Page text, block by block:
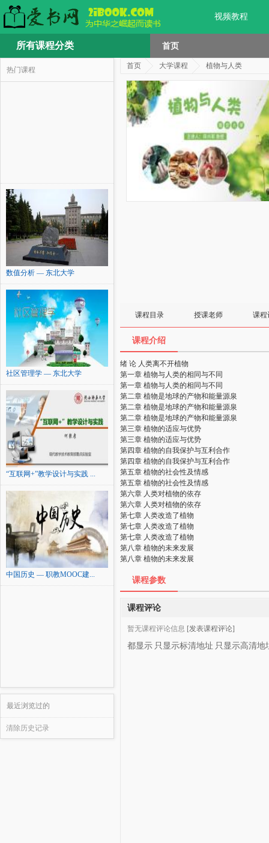
视频教程
所有课程分类 首页
热门课程
数值分析 — 东北大学
社区管理学 — 东北大学
“互联网+”教学设计与实践 ...
中国历史 — 职教MOOC建...
最近浏览过的
清除历史记录
首页 大学课程 植物与人类
课程目录 授课老师 课程
课程介绍
绪 论 人类离不开植物
第一章 植物与人类的相同与不同
第一章 植物与人类的相同与不同
第二章 植物是地球的产物和能量源泉
第二章 植物是地球的产物和能量源泉
第二章 植物是地球的产物和能量源泉
第三章 植物的适应与优势
第三章 植物的适应与优势
第四章 植物的自我保护与互利合作
第四章 植物的自我保护与互利合作
第五章 植物的社会性及情感
第五章 植物的社会性及情感
第六章 人类对植物的依存
第六章 人类对植物的依存
第七章 人类改造了植物
第七章 人类改造了植物
第七章 人类改造了植物
第八章 植物的未来发展
第八章 植物的未来发展
课程参数
课程评论
暂无课程评论信息 [发表课程评论]
都显示 只显示标清地址 只显示高清地